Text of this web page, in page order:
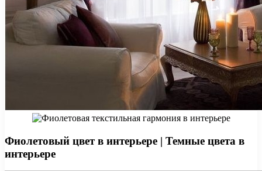
Фиолетовый цвет в интерьере | Темные цвета в
интерьере